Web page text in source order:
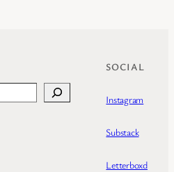
SOCIAL
Instagram
Substack
Letterboxd